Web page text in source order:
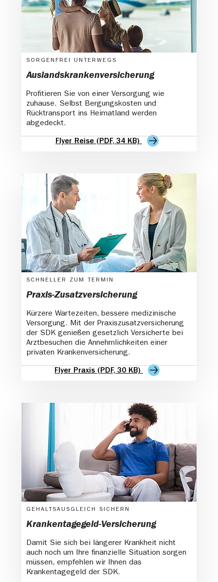
SORGENFREI UNTERWEGS
Auslandskrankenversicherung
Profitieren Sie von einer Versorgung wie
zuhause. Selbst Bergungskosten und
Rücktransport ins Heimatland werden
abgedeckt.
Flyer Reise (PDF, 34 KB)
SCHNELLER ZUM TERMIN
Praxis-Zusatzversicherung
Kürzere Wartezeiten, bessere medizinische
Versorgung. Mit der Praxiszusatzversicherung
der SDK genießen gesetzlich Versicherte bei
Arztbesuchen die Annehmlichkeiten einer
privaten Kranken­versicherung.
Flyer Praxis (PDF, 30 KB)
GEHALTSAUSGLEICH SICHERN
Krankentagegeld-Versicherung
Damit Sie sich bei längerer Krankheit nicht
auch noch um Ihre finanzielle Situation sorgen
müssen, empfehlen wir Ihnen das
Krankentagegeld der SDK.